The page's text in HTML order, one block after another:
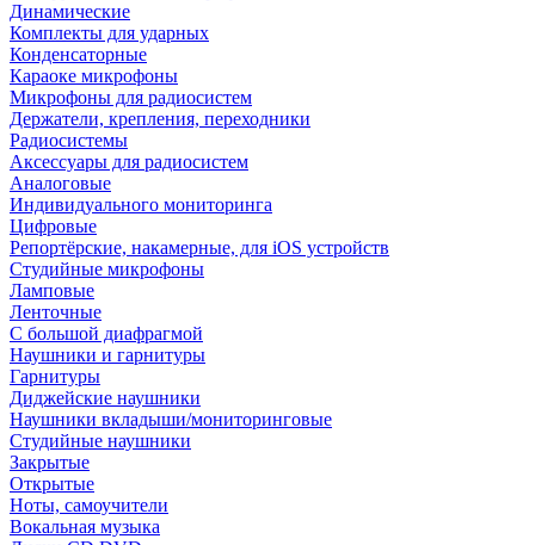
Динамические
Комплекты для ударных
Конденсаторные
Караоке микрофоны
Микрофоны для радиосистем
Держатели, крепления, переходники
Радиосистемы
Аксессуары для радиосистем
Аналоговые
Индивидуального мониторинга
Цифровые
Репортёрские, накамерные, для iOS устройств
Студийные микрофоны
Ламповые
Ленточные
С большой диафрагмой
Наушники и гарнитуры
Гарнитуры
Диджейские наушники
Наушники вкладыши/мониторинговые
Студийные наушники
Закрытые
Открытые
Ноты, самоучители
Вокальная музыка